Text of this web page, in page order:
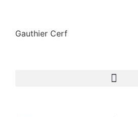
Gauthier Cerf